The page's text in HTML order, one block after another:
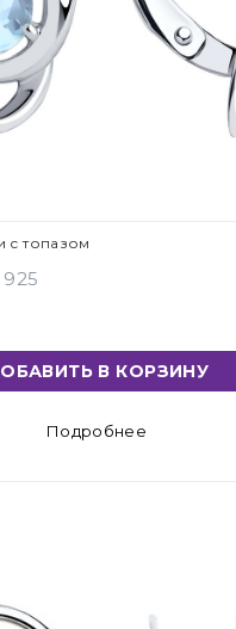
с топазом
В КОРЗИНУ
Подробнее